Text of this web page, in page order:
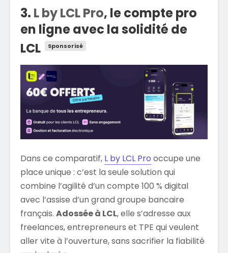
3. L by LCL Pro, le compte pro
en ligne avec la solidité de
LCL
Dans ce comparatif, L by LCL Pro occupe une
place unique : c’est la seule solution qui
combine l’agilité d’un compte 100 % digital
avec l’assise d’un grand groupe bancaire
français. Adossée à LCL, elle s’adresse aux
freelances, entrepreneurs et TPE qui veulent
aller vite à l’ouverture, sans sacrifier la fiabilité